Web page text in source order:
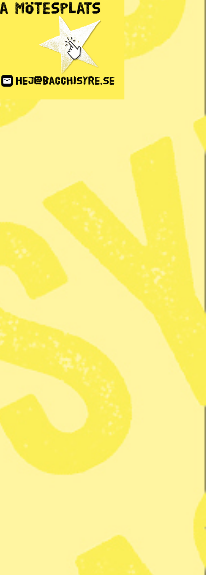
ANNONS